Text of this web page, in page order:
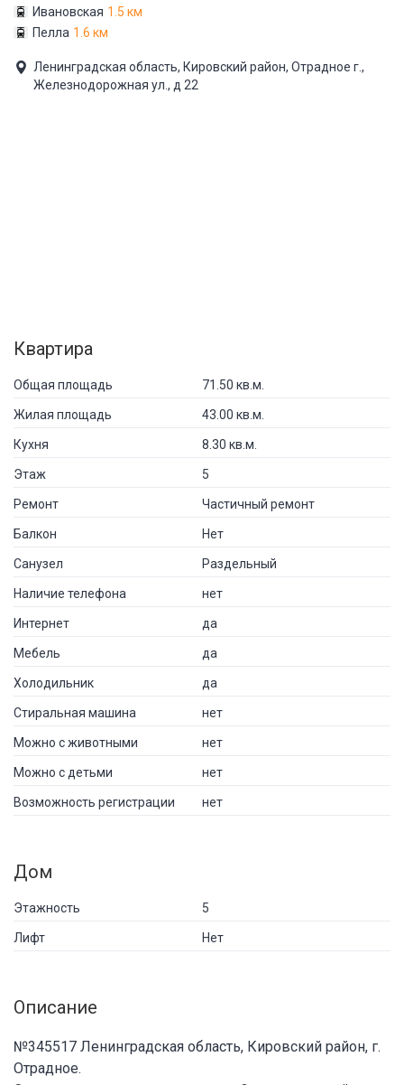
Ивановская 1.5 км
Пелла 1.6 км
Ленинградская область, Кировский район, Отрадное г.,
Железнодорожная ул., д 22
Квартира
Общая площадь 71.50 кв.м.
Жилая площадь 43.00 кв.м.
Кухня 8.30 кв.м.
Этаж 5
Ремонт Частичный ремонт
Балкон Нет
Санузел Раздельный
Наличие телефона нет
Интернет да
Мебель да
Холодильник да
Стиральная машина нет
Можно с животными нет
Можно с детьми нет
Возможность регистрации нет
Дом
Этажность 5
Лифт Нет
Описание
№345517 Ленинградская область, Кировский район, г.
Отрадное.